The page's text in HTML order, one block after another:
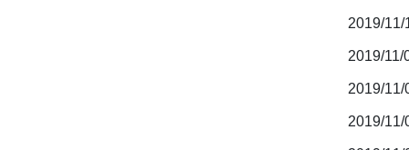
2019/11/
2019/11/
2019/11/
2019/11/